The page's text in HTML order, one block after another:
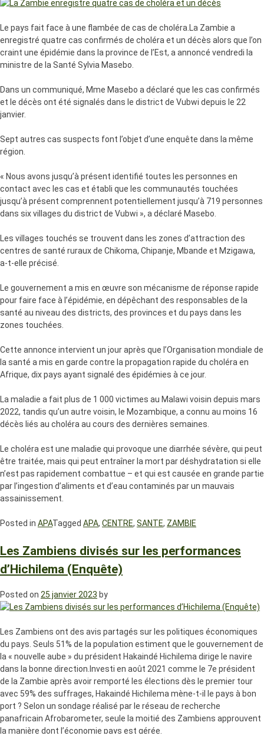
Le pays fait face à une flambée de cas de choléra.La Zambie a
enregistré quatre cas confirmés de choléra et un décès alors que l’on
craint une épidémie dans la province de l’Est, a annoncé vendredi la
ministre de la Santé Sylvia Masebo.
Dans un communiqué, Mme Masebo a déclaré que les cas confirmés
et le décès ont été signalés dans le district de Vubwi depuis le 22
janvier.
Sept autres cas suspects font l’objet d’une enquête dans la même
région.
« Nous avons jusqu’à présent identifié toutes les personnes en
contact avec les cas et établi que les communautés touchées
jusqu’à présent comprennent potentiellement jusqu’à 719 personnes
dans six villages du district de Vubwi », a déclaré Masebo.
Les villages touchés se trouvent dans les zones d’attraction des
centres de santé ruraux de Chikoma, Chipanje, Mbande et Mzigawa,
a-t-elle précisé.
Le gouvernement a mis en œuvre son mécanisme de réponse rapide
pour faire face à l’épidémie, en dépêchant des responsables de la
santé au niveau des districts, des provinces et du pays dans les
zones touchées.
Cette annonce intervient un jour après que l’Organisation mondiale de
la santé a mis en garde contre la propagation rapide du choléra en
Afrique, dix pays ayant signalé des épidémies à ce jour.
La maladie a fait plus de 1 000 victimes au Malawi voisin depuis mars
2022, tandis qu’un autre voisin, le Mozambique, a connu au moins 16
décès liés au choléra au cours des dernières semaines.
Le choléra est une maladie qui provoque une diarrhée sévère, qui peut
être traitée, mais qui peut entraîner la mort par déshydratation si elle
n’est pas rapidement combattue – et qui est causée en grande partie
par l’ingestion d’aliments et d’eau contaminés par un mauvais
assainissement.
Posted in APATagged APA, CENTRE, SANTE, ZAMBIE
Les Zambiens divisés sur les performances
d’Hichilema (Enquête)
Posted on 25 janvier 2023 by
Les Zambiens ont des avis partagés sur les politiques économiques
du pays. Seuls 51% de la population estiment que le gouvernement de
la « nouvelle aube » du président Hakaindé Hichilema dirige le navire
dans la bonne direction.Investi en août 2021 comme le 7e président
de la Zambie après avoir remporté les élections dès le premier tour
avec 59% des suffrages, Hakaindé Hichilema mène-t-il le pays à bon
port ? Selon un sondage réalisé par le réseau de recherche
panafricain Afrobarometer, seule la moitié des Zambiens approuvent
la manière dont l’économie pays est gérée.